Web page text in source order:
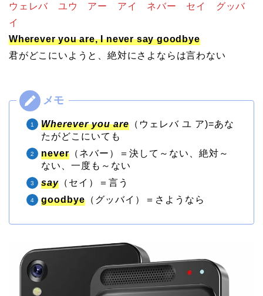
ウェレバ ユウ アー アイ ネバー セイ グッバ
イ
Wherever you are, I never say goodbye
君がどこにいようと、絶対にさよならは言わない
Wherever you are （ウェレバ ユ ア)=あな
たがどこにいても
never （ネバー）＝決して～ない、絶対～
ない、一度も～ない
say （セイ）＝言う
goodbye （グッバイ）＝さようなら